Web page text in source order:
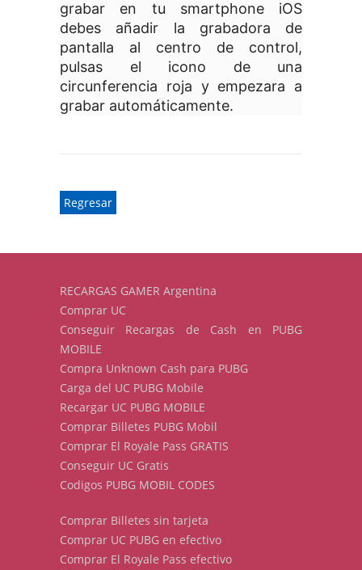
grabar en tu smartphone iOS
debes añadir la grabadora de
pantalla al centro de control,
pulsas el icono de una
circunferencia roja y empezara a
grabar automáticamente.
Regresar
RECARGAS GAMER Argentina
Comprar UC
Conseguir Recargas de Cash en PUBG
MOBILE
Compra Unknown Cash para PUBG
Carga del UC PUBG Mobile
Recargar UC PUBG MOBILE
Comprar Billetes PUBG Mobil
Comprar El Royale Pass GRATIS
Conseguir UC Gratis
Codigos PUBG MOBIL CODES
Comprar Billetes sin tarjeta
Comprar UC PUBG en efectivo
Comprar El Royale Pass efectivo